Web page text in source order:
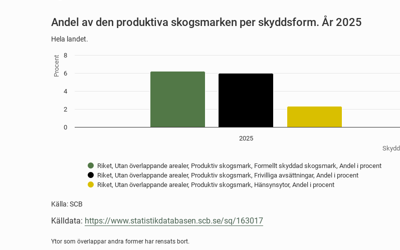
Andel av den produktiva skogsmarken per skyddsform. År
Bar chart with 3 data series.
Källa: SCB
The chart has 1 X axis displaying Skyddsform.
Procent
Andel av den produktiva skogsmarken per skyddsform. År 2025
Hela landet.
Källa: SCB
Riket, Utan överlappande arealer, Produktiv skogsmark, Formellt skyddad skogsmark, Andel i procent
Riket, Utan överlappande arealer, Produktiv skogsmark, Frivilliga avsättningar, Andel i procent
Riket, Utan överlappande arealer, Produktiv skogsmark, Hänsynsytor, Andel i procent
2025
0
2
4
6
8
End of interactive chart.
Källdata: https://www.statistikdatabasen.scb.se/sq/163017
Ytor som överlappar andra former har rensats bort.